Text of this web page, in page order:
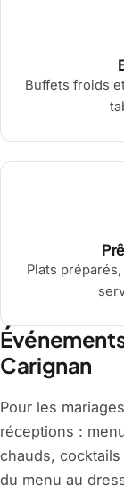
Buffets froids
Plats
Carignan
Pour les
réceptions :
chauds,
du menu au